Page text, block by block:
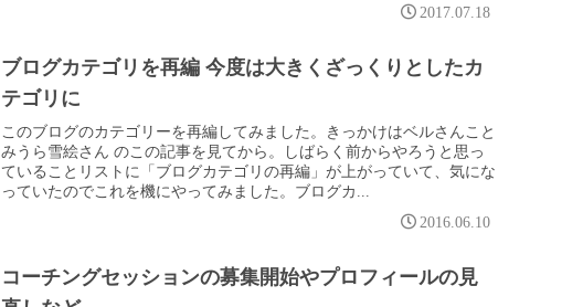
2017.07.18
ブログカテゴリを再編 今度は大きくざっくりとしたカ
テゴリに
このブログのカテゴリーを再編してみました。きっかけはベルさんこと
みうら雪絵さん のこの記事を見てから。しばらく前からやろうと思っ
ていることリストに「ブログカテゴリの再編」が上がっていて、気にな
っていたのでこれを機にやってみました。ブログカ...
2016.06.10
コーチングセッションの募集開始やプロフィールの見